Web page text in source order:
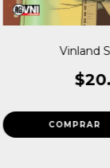
Vinland